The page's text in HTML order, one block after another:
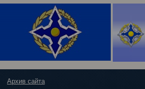
Архив сайта